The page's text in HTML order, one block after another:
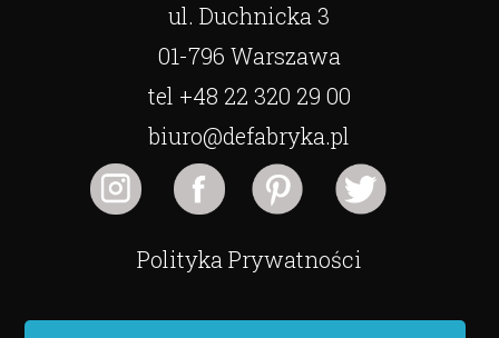
ul. Duchnicka 3
01-796 Warszawa
tel +48 22 320 29 00
biuro@defabryka.pl
Polityka Prywatności